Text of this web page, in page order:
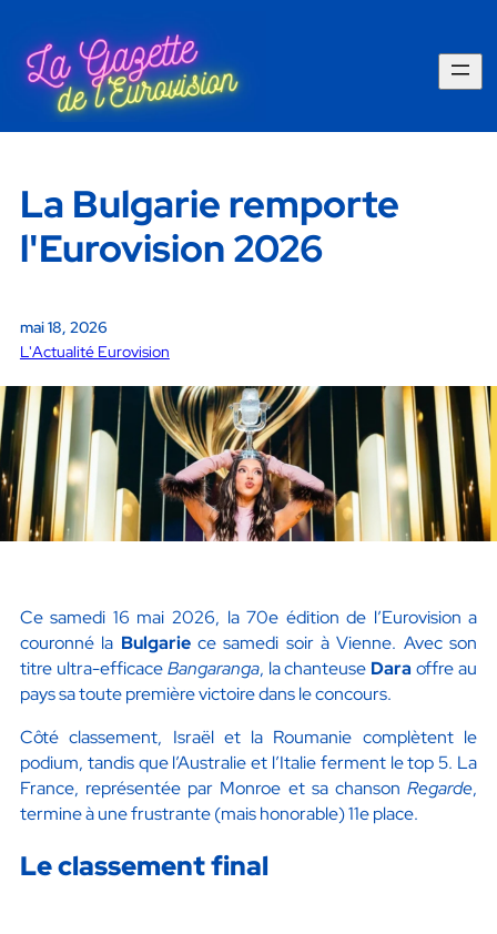
La Bulgarie remporte
l'Eurovision 2026
mai 18, 2026
L'Actualité Eurovision
Ce samedi 16 mai 2026, la 70e édition de l’Eurovision a
couronné la Bulgariece samedi soir à Vienne. Avec son
titre ultra-efficaceBangaranga, la chanteuse Dara offre au
pays sa toute première victoire dans le concours.
Côté classement, Israël et la Roumanie complètent le
podium, tandis que l’Australie et l’Italie ferment le top 5. La
France, représentée par Monroe et sa chansonRegarde,
termine à une frustrante (mais honorable) 11e place.
Le classement final